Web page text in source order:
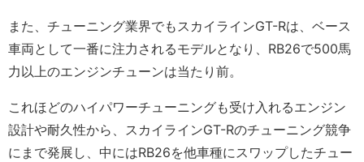
また、チューニング業界でもスカイラインGT-Rは、ベース
車両として一番に注力されるモデルとなり、RB26で500馬
力以上のエンジンチューンは当たり前。
これほどのハイパワーチューニングも受け入れるエンジン
設計や耐久性から、スカイラインGT-Rのチューニング競争
にまで発展し、中にはRB26を他車種にスワップしたチュー